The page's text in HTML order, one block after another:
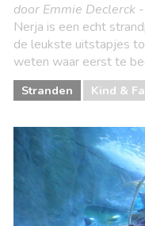
door Emmie Declerck
Nerja is een echt
de leukste uitstapjes
weten waar eerst te
Stranden Kind &